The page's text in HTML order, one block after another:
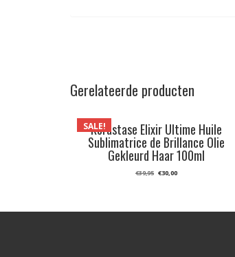
Gerelateerde producten
SALE!
Kérastase Elixir Ultime Huile
Sublimatrice de Brillance Olie
Gekleurd Haar 100ml
€39,95 Oorspronkelijke
prijs
€30,00Huidige